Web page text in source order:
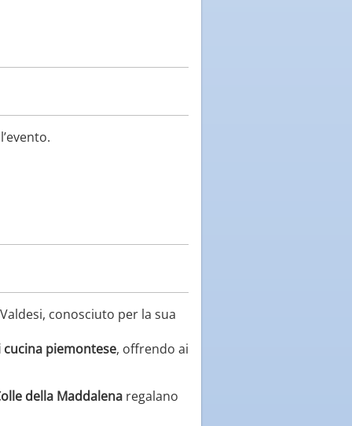
conosciuto per la sua
piemontese, offrendo ai
della Maddalena regalano